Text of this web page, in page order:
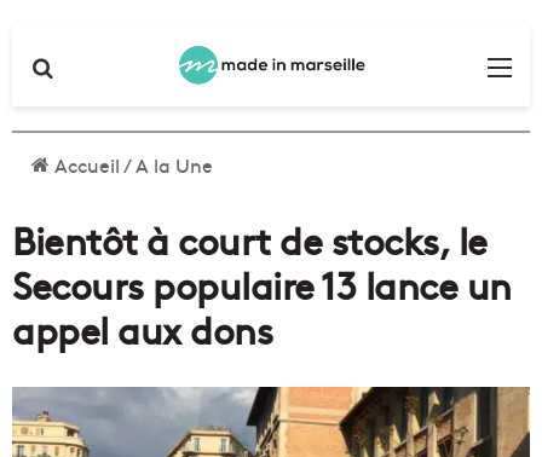
Accueil/A la Une
Bientôt à court de stocks, le
Secours populaire 13 lance un
appel aux dons